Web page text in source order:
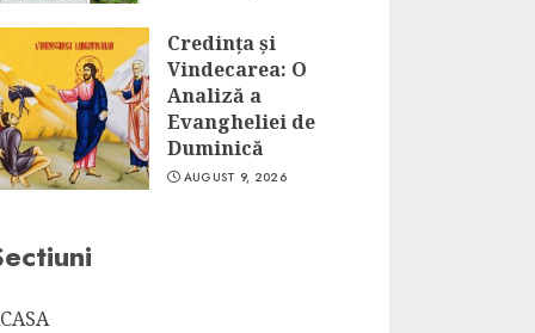
Credința și
Vindecarea: O
Analiză a
Evangheliei de
Duminică
AUGUST 9, 2026